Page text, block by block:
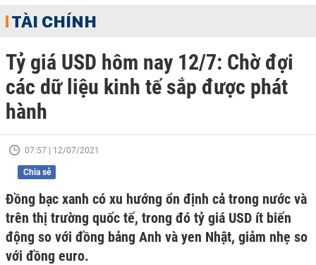
TÀI CHÍNH
Tỷ giá USD hôm nay 12/7: Chờ đợi
các dữ liệu kinh tế sắp được phát
hành
07:57 | 12/07/2021
Chia sẻ
Đồng bạc xanh có xu hướng ổn định cả trong nước và
trên thị trường quốc tế, trong đó tỷ giá USD ít biến
động so với đồng bảng Anh và yen Nhật, giảm nhẹ so
với đồng euro.